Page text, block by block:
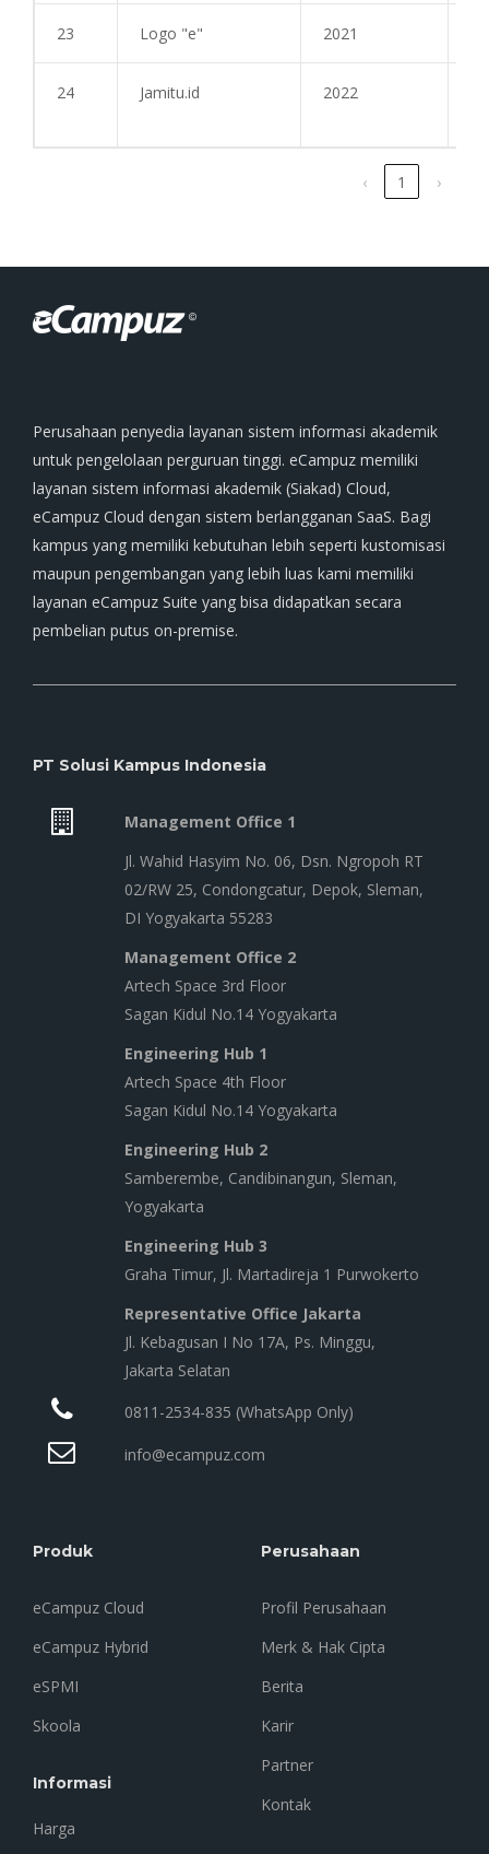
23 Logo "e" 2021
24 Jamitu.id 2022
‹ 1 ›
Perusahaan penyedia layanan sistem informasi akademik
untuk pengelolaan perguruan tinggi. eCampuz memiliki
layanan sistem informasi akademik (Siakad) Cloud,
eCampuz Cloud dengan sistem berlangganan SaaS. Bagi
kampus yang memiliki kebutuhan lebih seperti kustomisasi
maupun pengembangan yang lebih luas kami memiliki
layanan eCampuz Suite yang bisa didapatkan secara
pembelian putus on-premise.
PT Solusi Kampus Indonesia
Management Office 1
Jl. Wahid Hasyim No. 06, Dsn. Ngropoh RT
02/RW 25, Condongcatur, Depok, Sleman,
DI Yogyakarta 55283
Management Office 2
Artech Space 3rd Floor
Sagan Kidul No.14 Yogyakarta
Engineering Hub 1
Artech Space 4th Floor
Sagan Kidul No.14 Yogyakarta
Engineering Hub 2
Samberembe, Candibinangun, Sleman,
Yogyakarta
Engineering Hub 3
Graha Timur, Jl. Martadireja 1 Purwokerto
Representative Office Jakarta
Jl. Kebagusan I No 17A, Ps. Minggu,
Jakarta Selatan
0811-2534-835 (WhatsApp Only)
info@ecampuz.com
Produk
eCampuz Cloud
eCampuz Hybrid
eSPMI
Skoola
Informasi
Harga
Perusahaan
Profil Perusahaan
Merk & Hak Cipta
Berita
Karir
Partner
Kontak